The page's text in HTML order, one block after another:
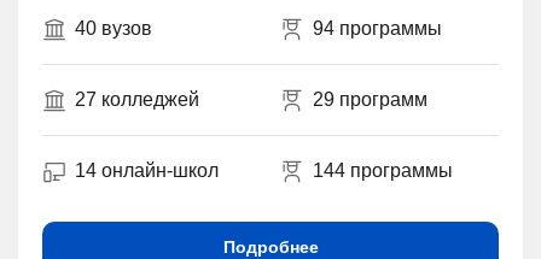
40 вузов 94 программы
27 колледжей 29 программ
14 онлайн-школ 144 программы
Подробнее